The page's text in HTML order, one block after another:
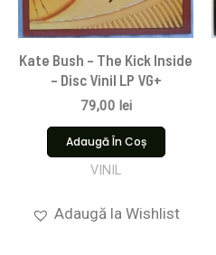
Kate Bush – The Kick Inside
– Disc Vinil LP VG+
79,00 lei
Adaugă În Coș
VINIL
Adaugă la Wishlist